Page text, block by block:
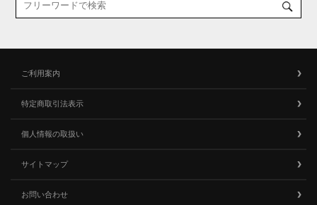
ご利用案内
特定商取引法表示
個人情報の取扱い
サイトマップ
お問い合わせ